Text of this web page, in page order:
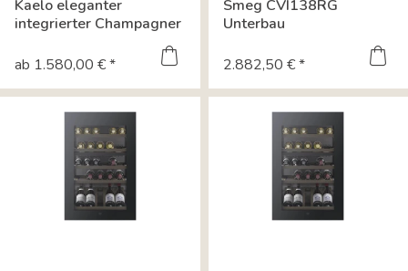
Kaelo eleganter
integrierter Champagner
ab 1.580,00 € *
Smeg CVI138RG
Unterbau
Weinlagerschrank 82-87
cm -...
2.882,50 € *